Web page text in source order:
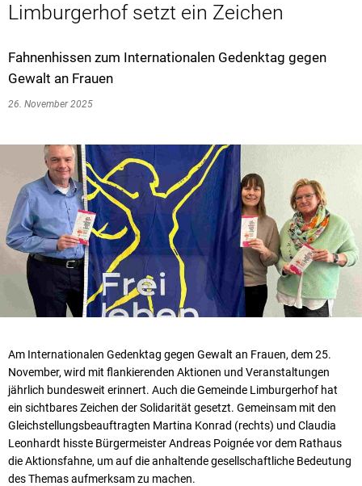
Limburgerhof setzt ein Zeichen
Fahnenhissen zum Internationalen Gedenktag gegen
Gewalt an Frauen
26. November 2025
Am Internationalen Gedenktag gegen Gewalt an Frauen, dem 25.
November, wird mit flankierenden Aktionen und Veranstaltungen
jährlich bundesweit erinnert. Auch die Gemeinde Limburgerhof hat
ein sichtbares Zeichen der Solidarität gesetzt. Gemeinsam mit den
Gleichstellungsbeauftragten Martina Konrad (rechts) und Claudia
Leonhardt hisste Bürgermeister Andreas Poignée vor dem Rathaus
die Aktionsfahne, um auf die anhaltende gesellschaftliche Bedeutung
des Themas aufmerksam zu machen.